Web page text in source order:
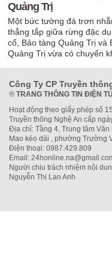
Quảng Trị
Một bức tường đá trơn
thẳng tắp giữa rừng đặc
cổ, Bảo tàng Quảng Trị và
Quảng Trị vừa có chuyến
Công Ty CP Truyền
® TRANG THÔNG TIN ĐIỆN
Hoạt động theo giấy phép số
Truyền thông Nghệ An cấp
Địa chỉ: Tầng 4, Trung tâm
Mao kéo dài , phường Trường
Điện thoại: 0987.429.809
Email:
Người chịu trách nhiệm nội
Nguyễn Thị Lan Anh